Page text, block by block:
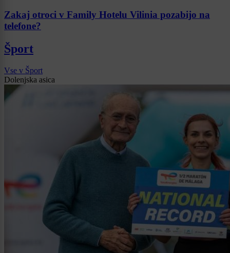
Zakaj otroci v Family Hotelu Vilinia pozabijo na
telefone?
Šport
Vse v Šport
Dolenjska asica